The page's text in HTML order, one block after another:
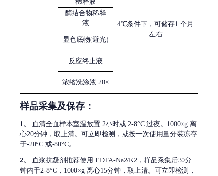
4℃条件下，可储存1 个月
左右
稀释液
酶结合物稀释
液
显色底物(避光)
反应终止液
浓缩洗涤液 20×
样品采集及保存 ：
1、 血清全血样本室温放置 2小时或 2-8°C 过夜。1000×g 离
心20分钟，取上清。可立即检测，或按一次使用量分装冻存
于-20°C 或-80°C。
2、 血浆抗凝剂推荐使用 EDTA-Na2/K2，样品采集后30分
钟内于2-8°C，1000×g 离心15分钟，取上清。可立即检测，